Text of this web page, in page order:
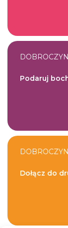
Podaruj
Dołącz do